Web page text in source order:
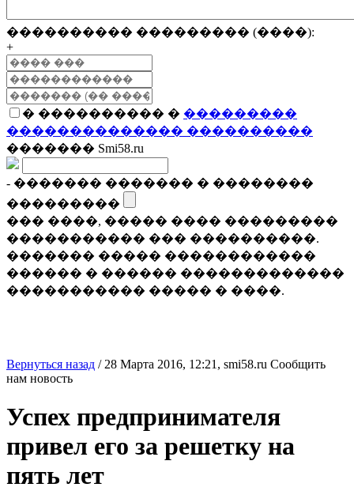
���������� ��������� (����):
+
� ���������� � ���������
�������������� ����������
������� Smi58.ru
- ������� ������� � ��������
���������
��� ����, ����� ���� ���������
����������� ��� ����������.
������� ����� ������������
������ � ������ �������������
����������� ����� � ����.
Вернуться назад / 28 Марта 2016, 12:21, smi58.ru Сообщить
нам новость
Успех предпринимателя
привел его за решетку на
пять лет